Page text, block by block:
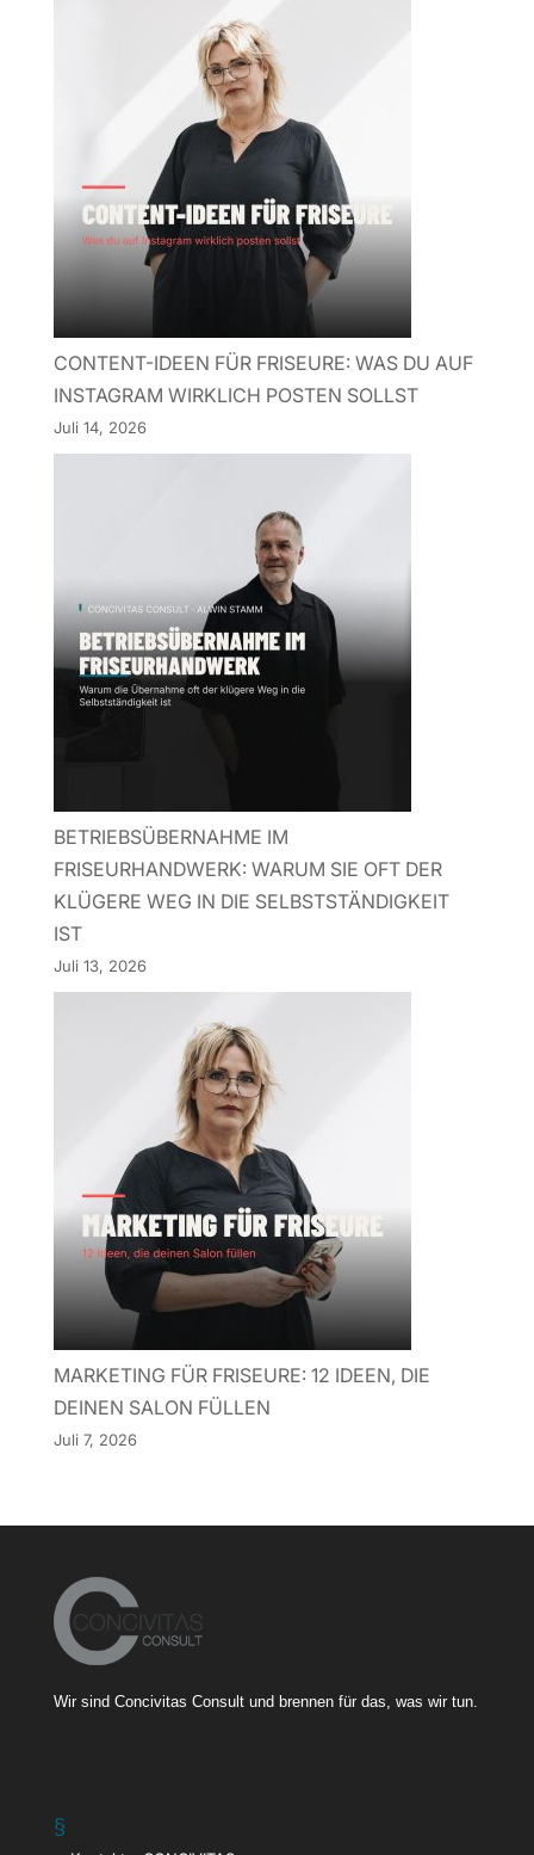
CONTENT-IDEEN FÜR FRISEURE: WAS DU AUF
INSTAGRAM WIRKLICH POSTEN SOLLST
Juli 14, 2026
BETRIEBSÜBERNAHME IM
FRISEURHANDWERK: WARUM SIE OFT DER
KLÜGERE WEG IN DIE SELBSTSTÄNDIGKEIT
IST
Juli 13, 2026
MARKETING FÜR FRISEURE: 12 IDEEN, DIE
DEINEN SALON FÜLLEN
Juli 7, 2026
Wir sind Concivitas Consult und brennen für das, was wir tun.
§